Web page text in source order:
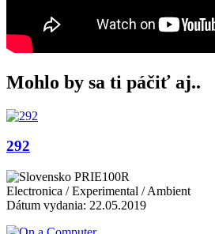
Mohlo by sa ti páčiť aj..
292
PRIE100R
Electronica / Experimental / Ambient
Dátum vydania: 22.05.2019